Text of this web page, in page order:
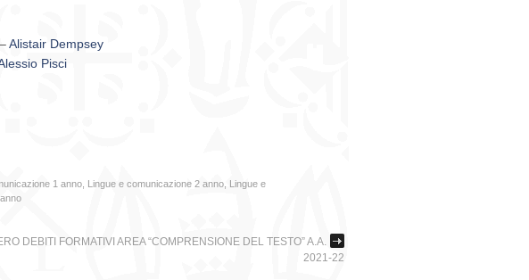
Alistair Dempsey
Pisci
1 anno Lingue e comunicazione 2 anno
Lingue e
DEBITI FORMATIVI AREA “COMPRENSIONE DEL TESTO” A.A.
2021-22